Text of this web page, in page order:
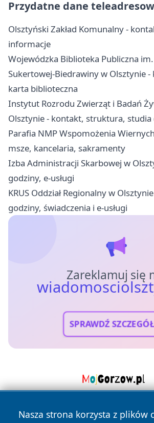
Przydatne dane
Olsztyński Zakład Komunalny -
informacje
Wojewódzka Biblioteka Publiczna
Sukertowej-Biedrawiny w Olsztynie
karta biblioteczna
Instytut Rozrodu Zwierząt i Badań
Olsztynie - kontakt, struktura,
Parafia NMP Wspomożenia
msze, kancelaria, sakramenty
Izba Administracji Skarbowej w
godziny, e-usługi
KRUS Oddział Regionalny w
godziny, świadczenia i e-usługi
Zareklamuj się
SPRAWDŹ
Nasza strona korzysta z plików